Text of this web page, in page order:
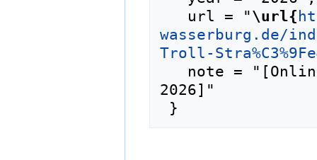
   url = "
\url{
wasserburg.de/
Troll-
2026]"